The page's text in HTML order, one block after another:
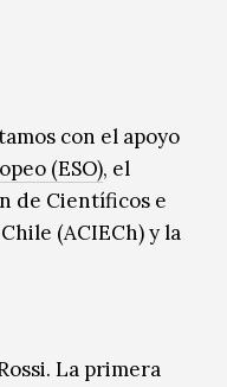
con el apoyo
(ESO), el
de Científicos e
(ACIECh) y la
La primera